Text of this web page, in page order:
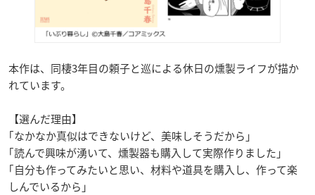
本作は、同棲3年目の頼子と巡による休日の燻製ライフが描か
れています。
【選んだ理由】
｢なかなか真似はできないけど、美味しそうだから｣
｢読んで興味が湧いて、燻製器も購入して実際作りました｣
｢自分も作ってみたいと思い、材料や道具を購入し、作って楽
しんでいるから」